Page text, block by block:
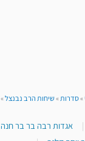
»סדרות»שיחות הרב נבנצל»
| אגדות רבה בר בר חנה